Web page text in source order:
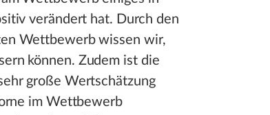
verändert hat. Durch den
Wettbewerb wissen wir,
können. Zudem ist die
große Wertschätzung
im Wettbewerb